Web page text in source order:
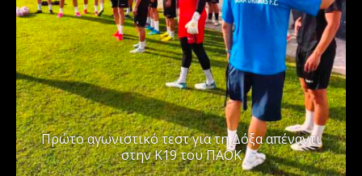
Πρώτο αγωνιστικό τεστ για τη Δόξα απέναντι
στην Κ19 του ΠΑΟΚ